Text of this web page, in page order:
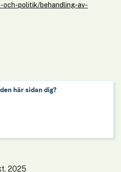
och-politik/behandling-av-
här sidan dig?
2025